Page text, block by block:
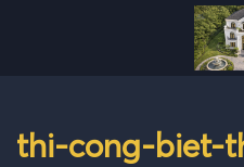
thi-cong-biet-